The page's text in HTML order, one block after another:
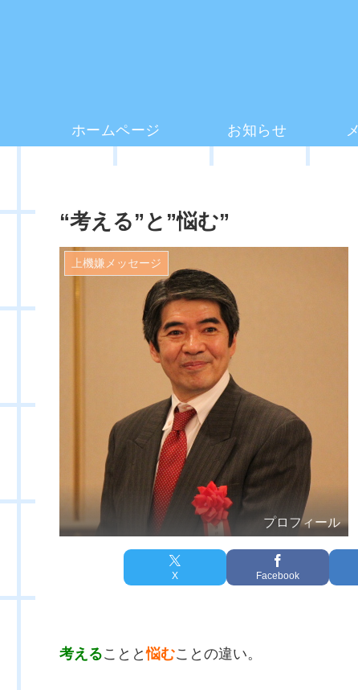
ホームページ お知らせ
“考える”と”悩む”
上機嫌メッセージ
プロフィール
X Facebook
考えることと悩むことの違い。